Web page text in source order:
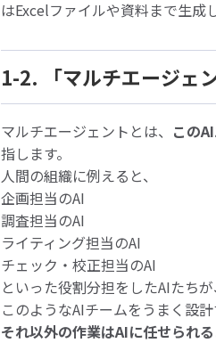
はExcelファイルや資料まで生成
1-2. 「マルチエージェ
マルチエージェントとは、 この
指します。
人間の組織に例えると、
企画担当のAI
調査担当のAI
ライティング担当のAI
チェック・校正担当のAI
といった役割分担をしたAIたち
このようなAIチームをうまく設計
それ以外の作業はAIに任せられる